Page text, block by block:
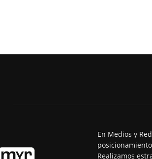
En Medios y
Realizamos